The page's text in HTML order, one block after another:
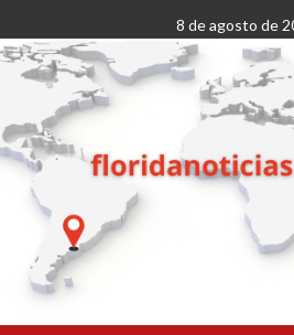
al
contenido
8 de agosto de